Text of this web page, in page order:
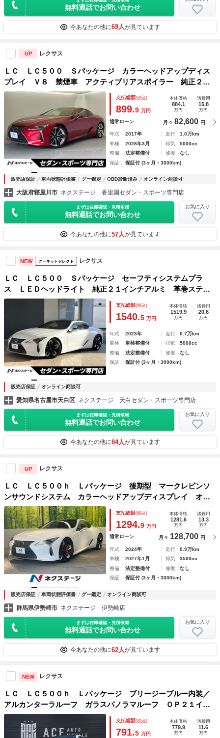
無料通話でお問い合わせ
今あなたの他に69人が見ています
UP レクサス
ＬＣ ＬＣ５００ Ｓパッケージ カラーヘッドアップディス
プレイ Ｖ８ 禁煙車 アクティブリアスポイラー 純正２１
インチアルミホイール アルカンターラルーフ プリクラッシ
ュセーフティ 禁煙車 ブラインドスポットモニター ＥＴＣ
支払総額(税込)
899.9 万円
本体価格
884.1
万円
諸費用
15.8
万円
通常ローン 月々 82,600 円
年式 2017年 走行
1.0万km
車検
2028年3月 排気
5000cc
整備
法定整備付 修復
なし
保証
保証付 (3ヶ月・3000km)
販売店保証 車両状態評価書 グー鑑定 OBD診断済み オンライン商談可
大阪府寝屋川市 ネクステージ 香里園セダン・スポーツ専門店
まずは在庫確認・見積依頼
無料通話でお問い合わせ
お気に入り
今あなたの他に57人が見ています
NEW グーネットセレクト レクサス
ＬＣ ＬＣ５００ Ｓパッケージ セーフティシステムプラ
ス ＬＥＤヘッドライト 純正２１インチアルミ 革巻ステア
リング オーカー内装 セミアニリン革シート スマートキ
ー プレミアムサウンドシステム シートベンチレーション
シートメモリ
支払総額(税込)
1540.5 万円
本体価格
1519.9
万円
諸費用
20.6
万円
年式 2023年 走行
0.7万km
車検
車検整備付 排気
5000cc
整備
法定整備付 修復
なし
保証
保証付 (3ヶ月・3000km)
販売店保証 オンライン商談可
愛知県名古屋市天白区 ネクステージ 天白セダン・スポーツ専門店
まずは在庫確認・見積依頼
無料通話でお問い合わせ
お気に入り
今あなたの他に84人が見ています
UP レクサス
ＬＣ ＬＣ５００ｈ Ｌパッケージ 後期型 マークレビンソ
ンサウンドシステム カラーヘッドアップディスプレイ オレ
ンジブレーキキャリパー パノラマガラスルーフ 前席レッド
セミアニリン革シート 後席Ｌ－ＴＥＸシート 前席電動ヘッ
ドレスト
支払総額(税込)
1294.9 万円
本体価格
1281.6
万円
諸費用
13.3
万円
通常ローン 月々 128,700 円
年式 2024年 走行
0.9万km
車検
2027年1月 排気
3500cc
整備
法定整備付 修復
なし
保証
保証付 (3ヶ月・3000km)
販売店保証 車両状態評価書 グー鑑定 オンライン商談可
群馬県伊勢崎市 ネクステージ 伊勢崎店
まずは在庫確認・見積依頼
無料通話でお問い合わせ
お気に入り
今あなたの他に62人が見ています
NEW レクサス
ＬＣ ＬＣ５００ｈ Ｌパッケージ ブリージーブルー内装／
アルカンターラルーフ ガラスパノラマルーフ ＯＰ２１イン
チＡＷ カラーヘッドアップディスプレイ ベンチレーショ
ン シートヒーター ステアリングヒーター ナビ バックカ
支払総額(税込)
791.5 万円
本体価格
779.9
万円
諸費用
11.6
万円